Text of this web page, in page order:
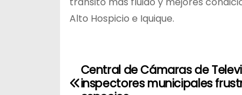
Alto Hospicio e Iquique.
NCentral de Cámaras de
inspectores municipales